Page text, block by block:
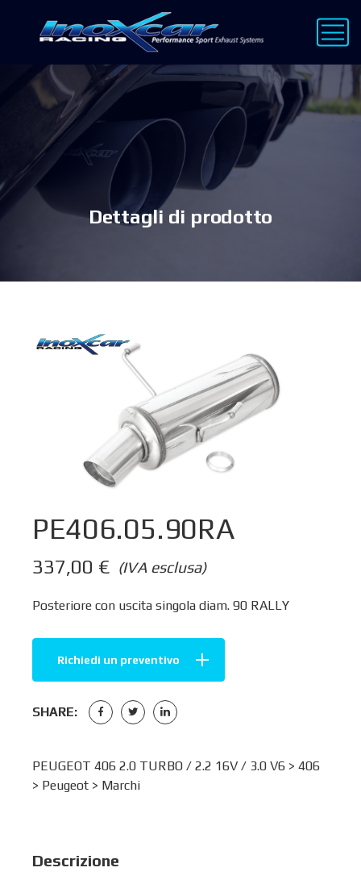
Dettagli di prodotto
PE406.05.90RA
(IVA esclusa)
337,00 €
Posteriore con uscita singola diam. 90 RALLY
Richiedi un preventivo
SHARE:
PEUGEOT 406 2.0 TURBO / 2.2 16V / 3.0 V6 > 406
> Peugeot > Marchi
Descrizione